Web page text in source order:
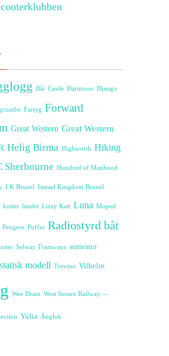
Båt Castle Dartmoor Django
Fartyg Forward
Great Western Great Western
Helig Birma Highworth Hiking
Sherbourne Hundred of Manhood
I K Brunel Ismael Kingdom Brunel
kutter landet Lizzy Katt Luna Moped
Peugeot Puffer Radiostyrd båt
Selway Tramways semester
statisk modell Trevino Vilhelm
Wee Dram West Sussex Railway —
Yulia Ånglok